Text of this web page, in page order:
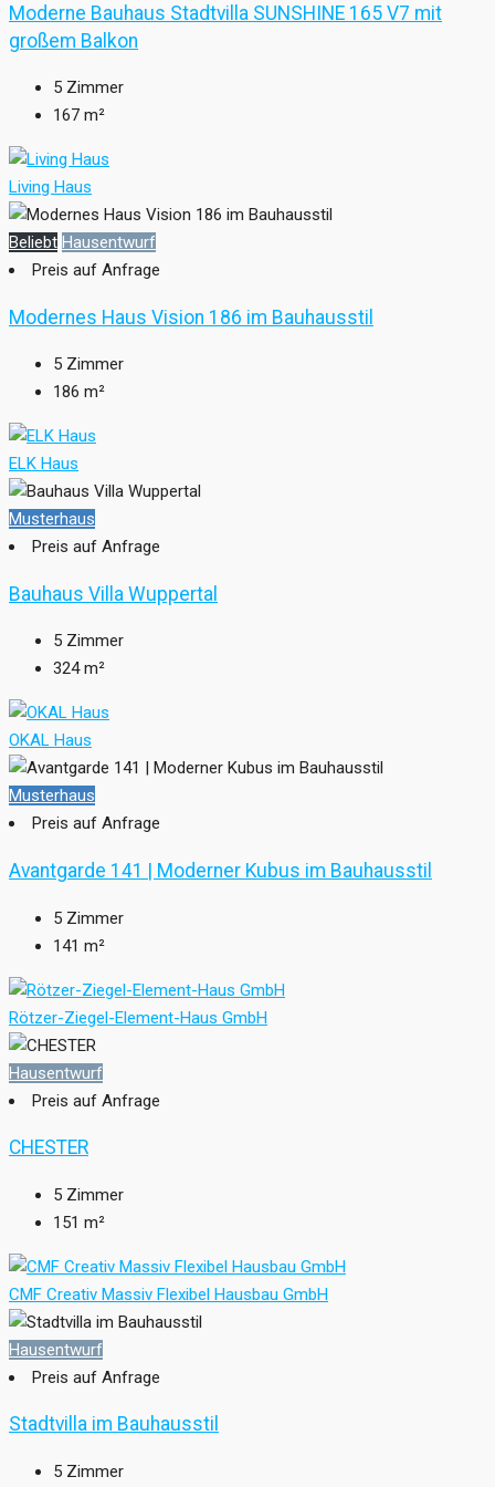
Moderne Bauhaus Stadtvilla SUNSHINE 165 V7 mit
großem Balkon
5 Zimmer
167 m²
Living Haus
Beliebt Hausentwurf
Preis auf Anfrage
Modernes Haus Vision 186 im Bauhausstil
5 Zimmer
186 m²
ELK Haus
Musterhaus
Preis auf Anfrage
Bauhaus Villa Wuppertal
5 Zimmer
324 m²
OKAL Haus
Musterhaus
Preis auf Anfrage
Avantgarde 141 | Moderner Kubus im Bauhausstil
5 Zimmer
141 m²
Rötzer-Ziegel-Element-Haus GmbH
Hausentwurf
Preis auf Anfrage
CHESTER
5 Zimmer
151 m²
CMF Creativ Massiv Flexibel Hausbau GmbH
Hausentwurf
Preis auf Anfrage
Stadtvilla im Bauhausstil
5 Zimmer